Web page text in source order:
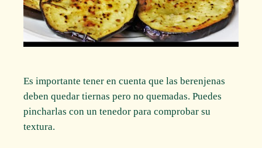
Es importante tener en cuenta que las berenjenas
deben quedar tiernas pero no quemadas. Puedes
pincharlas con un tenedor para comprobar su
textura.